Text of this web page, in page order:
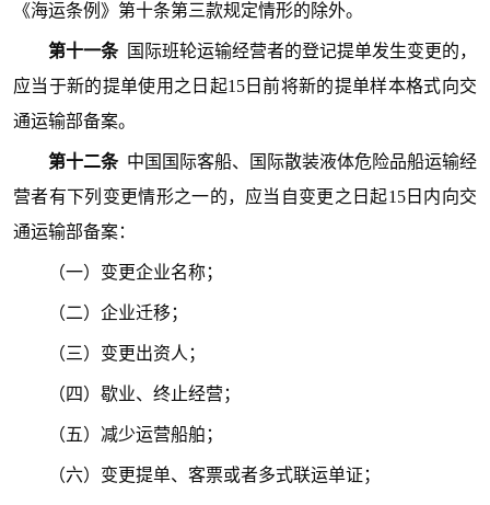
《海运条例》第十条第三款规定情形的除外。
第十一条 国际班轮运输经营者的登记提单发生变更的，
应当于新的提单使用之日起15日前将新的提单样本格式向交
通运输部备案。
第十二条 中国国际客船、国际散装液体危险品船运输经
营者有下列变更情形之一的，应当自变更之日起15日内向交
通运输部备案：
（一）变更企业名称；
（二）企业迁移；
（三）变更出资人；
（四）歇业、终止经营；
（五）减少运营船舶；
（六）变更提单、客票或者多式联运单证；